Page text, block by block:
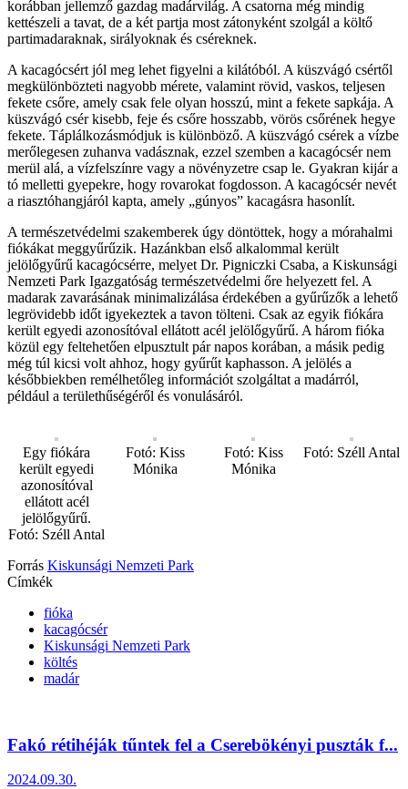
korábban jellemző gazdag madárvilág. A csatorna még mindig
kettészeli a tavat, de a két partja most zátonyként szolgál a költő
partimadaraknak, sirályoknak és cséreknek.
A kacagócsért jól meg lehet figyelni a kilátóból. A küszvágó csértől
megkülönbözteti nagyobb mérete, valamint rövid, vaskos, teljesen
fekete csőre, amely csak fele olyan hosszú, mint a fekete sapkája. A
küszvágó csér kisebb, feje és csőre hosszabb, vörös csőrének hegye
fekete. Táplálkozásmódjuk is különböző. A küszvágó csérek a vízbe
merőlegesen zuhanva vadásznak, ezzel szemben a kacagócsér nem
merül alá, a vízfelszínre vagy a növényzetre csap le. Gyakran kijár a
tó melletti gyepekre, hogy rovarokat fogdosson. A kacagócsér nevét
a riasztóhangjáról kapta, amely „gúnyos” kacagásra hasonlít.
A természetvédelmi szakemberek úgy döntöttek, hogy a mórahalmi
fiókákat meggyűrűzik. Hazánkban első alkalommal került
jelölőgyűrű kacagócsérre, melyet Dr. Pigniczki Csaba, a Kiskunsági
Nemzeti Park Igazgatóság természetvédelmi őre helyezett fel. A
madarak zavarásának minimalizálása érdekében a gyűrűzők a lehető
legrövidebb időt igyekeztek a tavon tölteni. Csak az egyik fiókára
került egyedi azonosítóval ellátott acél jelölőgyűrű. A három fióka
közül egy feltehetően elpusztult pár napos korában, a másik pedig
még túl kicsi volt ahhoz, hogy gyűrűt kaphasson. A jelölés a
későbbiekben remélhetőleg információt szolgáltat a madárról,
például a területhűségéről és vonulásáról.
Egy fiókára
került egyedi
azonosítóval
ellátott acél
jelölőgyűrű.
Fotó: Széll Antal
Fotó: Kiss
Mónika
Fotó: Kiss
Mónika
Fotó: Széll Antal
Forrás Kiskunsági Nemzeti Park
Címkék
fióka
kacagócsér
Kiskunsági Nemzeti Park
költés
madár
Fakó rétihéják tűntek fel a Cserebökényi puszták f...
2024.09.30.